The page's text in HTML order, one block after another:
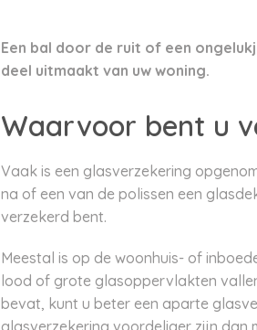
Een bal door de ruit of een
deel uitmaakt van uw woning.
Waarvoor bent u
Vaak is een glasverzekering
na of een van de polissen een
verzekerd bent.
Meestal is op de woonhuis- of
lood of grote glasoppervlakten
bevat, kunt u beter een aparte
glasverzekering voordeliger zijn dan